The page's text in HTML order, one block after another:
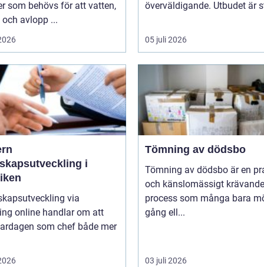
som behövs för att vatten,
avlopp ...
överväldigande. Utbudet är
05 juli 2026
i
via
online handlar om att
som chef både mer
Tömning av dödsbo
Tömning av dödsbo är en
och känslomässigt krävande
process som många bara
gång ell...
03 juli 2026